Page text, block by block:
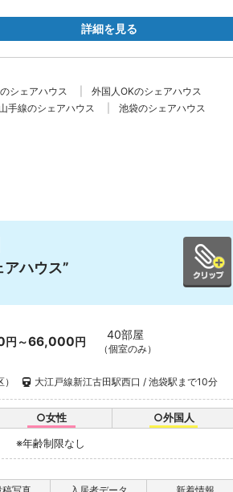
詳細を見る
シェアハウス
外国人OKのシェアハウス
手線のシェアハウス 池袋のシェアハウス
ハウス”
円～66,000円 40部屋
（個室のみ）
大江戸線新江古田駅西口 / 池袋駅まで10分
○女性
○外国人
※年齢制限なし